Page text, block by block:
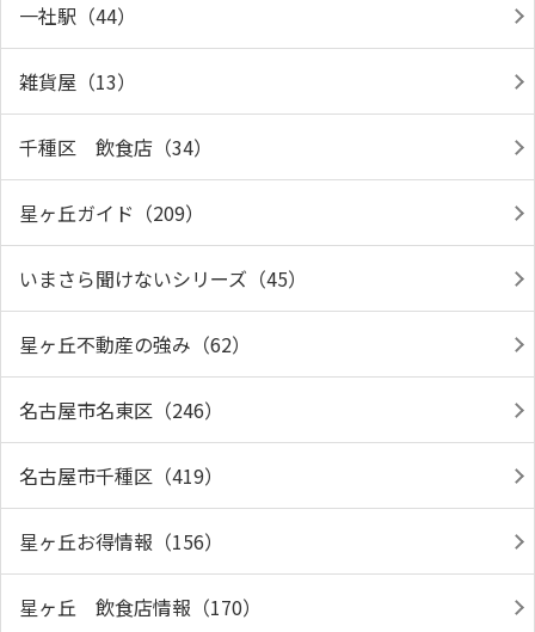
一社駅（44）
雑貨屋（13）
千種区 飲食店（34）
星ヶ丘ガイド（209）
いまさら聞けないシリーズ（45）
星ヶ丘不動産の強み（62）
名古屋市名東区（246）
名古屋市千種区（419）
星ヶ丘お得情報（156）
星ヶ丘 飲食店情報（170）